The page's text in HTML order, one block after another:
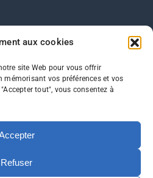
aux cookies
site Web pour vous offrir
mémorisant vos préférences et vos
tout", vous consentez à
Refuser